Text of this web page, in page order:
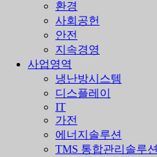
환경
사회공헌
안전
지속경영
사업영역
냉난방시스템
디스플레이
IT
가전
에너지솔루션
TMS 통합관리솔루션